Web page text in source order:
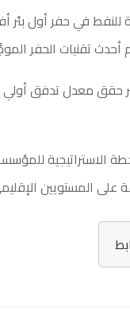
للنفط في حفر أول بئر
على المستويين